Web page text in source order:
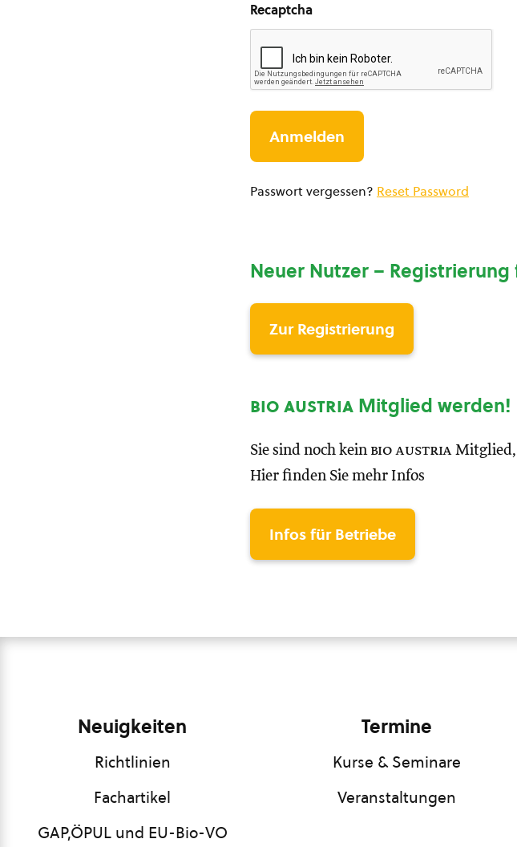
Recaptcha
Passwort vergessen? Reset Password
Neuer Nutzer –
Zur Registrierung
bio austria Mitglied werden!
Sie sind noch kein bio austria Mitglied,
Hier finden Sie mehr Infos
Infos für Betriebe
Neuigkeiten
Richtlinien
Fachartikel
GAP,ÖPUL und EU-Bio-VO
Termine
Kurse & Seminare
Veranstaltungen